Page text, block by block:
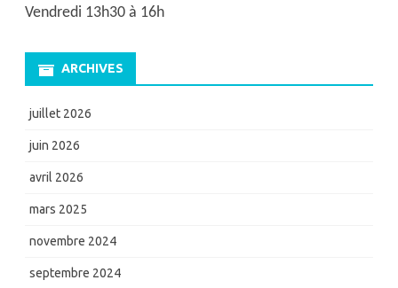
Vendredi 13h30 à 16h
ARCHIVES
juillet 2026
juin 2026
avril 2026
mars 2025
novembre 2024
septembre 2024